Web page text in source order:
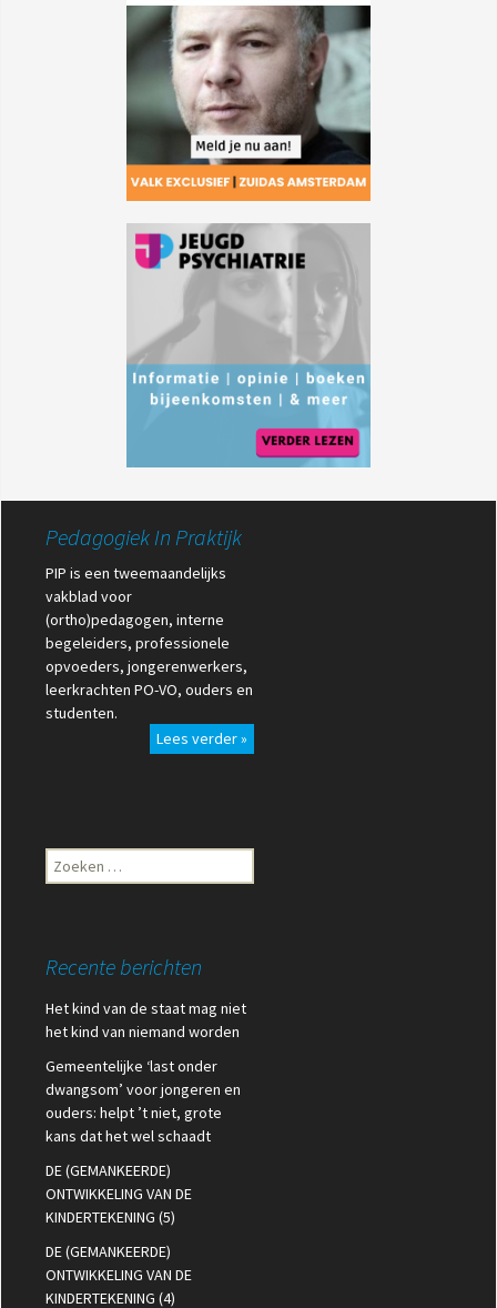
Pedagogiek In Praktijk
PIP is een tweemaandelijks
vakblad voor
(ortho)pedagogen, interne
begeleiders, professionele
opvoeders, jongerenwerkers,
leerkrachten PO-VO, ouders en
studenten.
Lees verder »
Zoeken
naar:
Recente berichten
Het kind van de staat mag niet
het kind van niemand worden
Gemeentelijke ‘last onder
dwangsom’ voor jongeren en
ouders: helpt ’t niet, grote
kans dat het wel schaadt
DE (GEMANKEERDE)
ONTWIKKELING VAN DE
KINDERTEKENING (5)
DE (GEMANKEERDE)
ONTWIKKELING VAN DE
KINDERTEKENING (4)